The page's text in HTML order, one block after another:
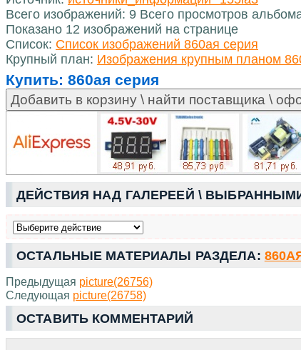
Всего изображений: 9 Всего просмотров
Показано 12 изображений на странице
Список: Список изображений 860ая серия
Крупный план: Изображения крупным планом
Купить: 860ая серия
ДЕЙСТВИЯ НАД ГАЛЕРЕЕЙ \
ОСТАЛЬНЫЕ МАТЕРИАЛЫ РАЗДЕЛА:
Предыдущая picture(26756)
Следующая picture(26758)
ОСТАВИТЬ КОММЕНТАРИЙ